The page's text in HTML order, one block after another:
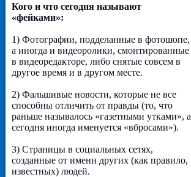
Кого и что сегодня называют
«фейками»:
1) Фотографии, подделанные в фотошопе,
а иногда и видеоролики, смонтированные
в видеоредакторе, либо снятые совсем в
другое время и в другом месте.
2) Фальшивые новости, которые не все
способны отличить от правды (то, что
раньше называлось «газетными утками», а
сегодня иногда именуется «вбросами»).
3) Страницы в социальных сетях,
созданные от имени других (как правило,
известных) людей.